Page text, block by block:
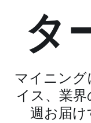
タ
マイニン
イス、業
週お届け